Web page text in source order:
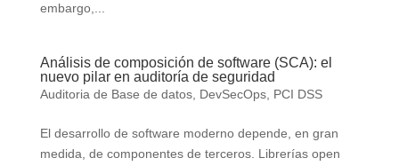
embargo,...
Análisis de composición de software (SCA): el
nuevo pilar en auditoría de seguridad
Auditoria de Base de datos, DevSecOps, PCI DSS
El desarrollo de software moderno depende, en gran
medida, de componentes de terceros. Librerías open